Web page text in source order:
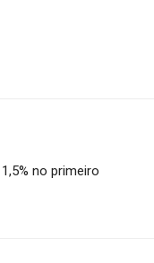
no primeiro